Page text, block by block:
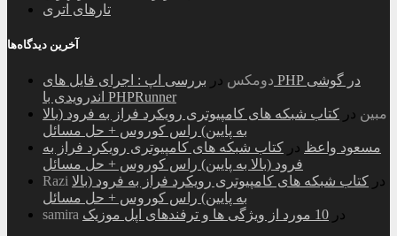
تارهای اتری
آخرین دیدگاه‌ها
دومکس در بررسی اپ : اجرای فایل های PHP در گوشی
اندرویدی با PHPRunner
مبین در کتاب شبکه های کامپیوتری رویکرد فراز به فرود (بالا
به پایین) راس کوروس + حل مسائل
مسعود واعظ در کتاب شبکه های کامپیوتری رویکرد فراز به
فرود (بالا به پایین) راس کوروس + حل مسائل
Razi
در کتاب شبکه های کامپیوتری رویکرد فراز به فرود (بالا
به پایین) راس کوروس + حل مسائل
samira
در 10 مورد از ویژگی ها و ترفندهای اپل موزیک